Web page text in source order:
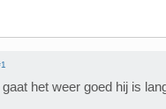
het weer goed hij is